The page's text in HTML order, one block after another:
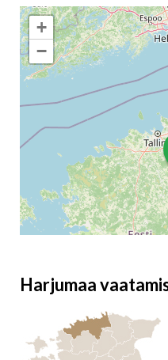
+
−
Harjumaa